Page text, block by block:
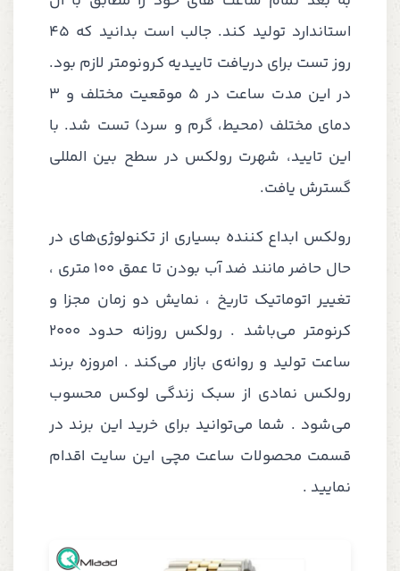
استاندارد تولید کند. جالب است بدانید که 45
روز تست برای دریافت تاییدیه کرونومتر لازم بود.
در این مدت ساعت در 5 موقعیت مختلف و 3
دمای مختلف (محیط، گرم و سرد) تست شد. با
این تایید، شهرت رولکس در سطح بین المللی
گسترش یافت.
رولکس ابداع کننده بسیاری از تکنولوژی‌های در
حال حاضر مانند ضد آب بودن تا عمق 100 متری ،
تغییر اتوماتیک تاریخ ، نمایش دو زمان مجزا و
کرنومتر می‌باشد . رولکس روزانه حدود 2000
ساعت تولید و روانه‌ی بازار می‌کند . امروزه برند
رولکس نمادی از سبک زندگی لوکس محسوب
می‌شود . شما می‌توانید برای خرید این برند در
قسمت محصولات ساعت مچی این سایت اقدام
نمایید .